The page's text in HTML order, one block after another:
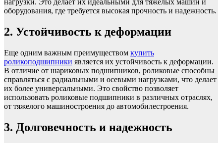
нагрузки. Это делает их идеальными для тяжелых машин и
оборудования, где требуется высокая прочность и надежность.
2. Устойчивость к деформации
Еще одним важным преимуществом купить
роликоподшипники является их устойчивость к деформации.
В отличие от шариковых подшипников, роликовые способны
справляться с радиальными и осевыми нагрузками, что делает
их более универсальными. Это свойство позволяет
использовать роликовые подшипники в различных отраслях,
от тяжелого машиностроения до автомобилестроения.
3. Долговечность и надежность